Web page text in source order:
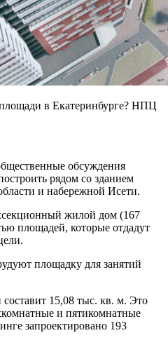
в Екатеринбурге? НПЦ
обсуждения
рядом со зданием
и набережной Исети.
жилой дом (167
площадей, которые отдадут
площадку для занятий
15,08 тыс. кв. м. Это
и пятикомнатные
запроектировано 193